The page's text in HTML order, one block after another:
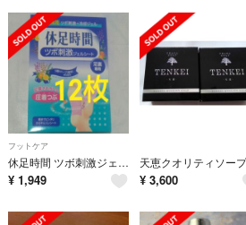
フットケア
休足時間 ツボ刺激ジェルシート 12枚
¥ 1,949 ¥ 3,600